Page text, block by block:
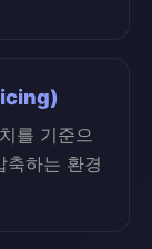
를 기준으
축하는 환경